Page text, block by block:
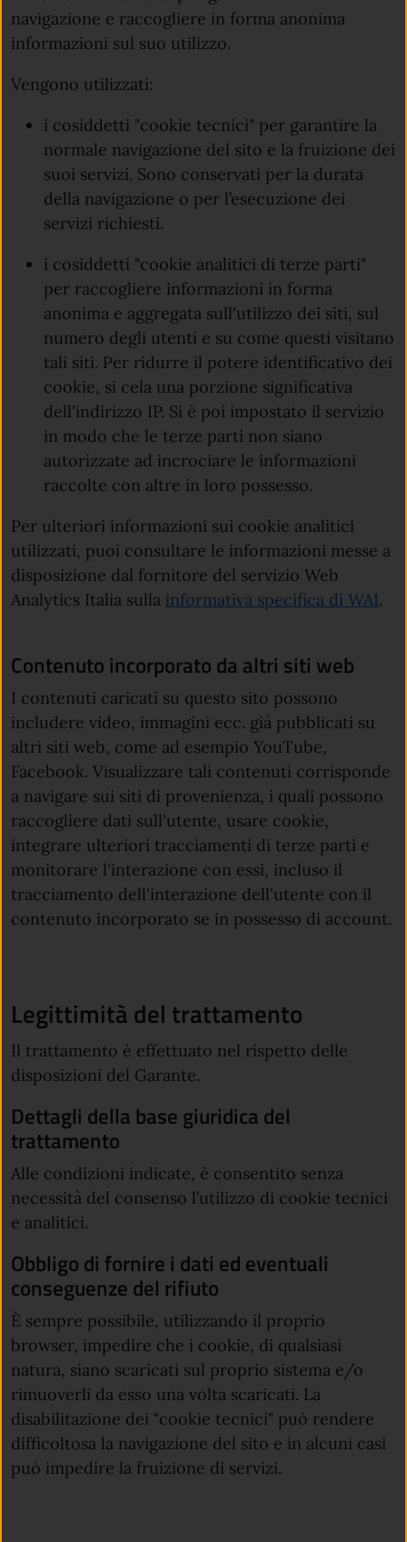
navigazione e raccogliere in forma anonima
informazioni sul suo utilizzo.
Vengono utilizzati:
i cosiddetti "cookie tecnici" per garantire la
normale navigazione del sito e la fruizione dei
suoi servizi. Sono conservati per la durata
della navigazione o per l’esecuzione dei
servizi richiesti.
i cosiddetti "cookie analitici di terze parti"
per raccogliere informazioni in forma
anonima e aggregata sull'utilizzo dei siti, sul
numero degli utenti e su come questi visitano
tali siti. Per ridurre il potere identificativo dei
cookie, si cela una porzione significativa
dell'indirizzo IP. Si è poi impostato il servizio
in modo che le terze parti non siano
autorizzate ad incrociare le informazioni
raccolte con altre in loro possesso.
Per ulteriori informazioni sui cookie analitici
utilizzati, puoi consultare le informazioni messe a
disposizione dal fornitore del servizio Web
Analytics Italia sulla informativa specifica di WAI.
Contenuto incorporato da altri siti web
I contenuti caricati su questo sito possono
includere video, immagini ecc. già pubblicati su
altri siti web, come ad esempio YouTube,
Facebook. Visualizzare tali contenuti corrisponde
a navigare sui siti di provenienza, i quali possono
raccogliere dati sull'utente, usare cookie,
integrare ulteriori tracciamenti di terze parti e
monitorare l'interazione con essi, incluso il
tracciamento dell'interazione dell'utente con il
contenuto incorporato se in possesso di account.
Legittimità del trattamento
Il trattamento è effettuato nel rispetto delle
disposizioni del Garante.
Dettagli della base giuridica del
trattamento
Alle condizioni indicate, è consentito senza
necessità del consenso l’utilizzo di cookie tecnici
e analitici.
Obbligo di fornire i dati ed eventuali
conseguenze del rifiuto
È sempre possibile, utilizzando il proprio
browser, impedire che i cookie, di qualsiasi
natura, siano scaricati sul proprio sistema e/o
rimuoverli da esso una volta scaricati. La
disabilitazione dei "cookie tecnici" può rendere
difficoltosa la navigazione del sito e in alcuni casi
può impedire la fruizione di servizi.